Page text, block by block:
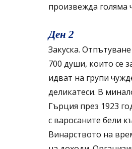
произвежда голяма
Ден 2
Закуска.
700 души, които се
идват на групи
деликатеси. В
Гърция през 1923
с варосаните бели
Винарството на